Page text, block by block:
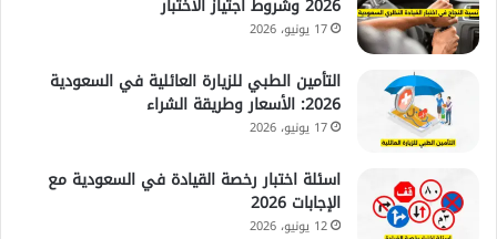
17 يونيو، 2026
التأمين الطبي للزيارة العائلية في السعودية
2026: الأسعار وطريقة الشراء
17 يونيو، 2026
اسئلة اختبار رخصة القيادة في السعودية مع
الإجابات 2026
12 يونيو، 2026